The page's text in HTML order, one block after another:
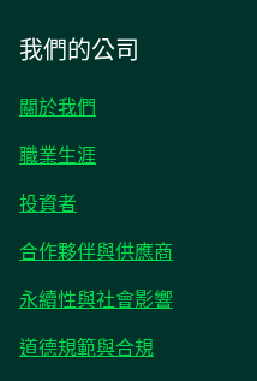
我們的公司
關於我們
職業生涯
投資者在
標
籤
開
合作夥伴與供應商
永續性與社會影響
道德規範與合規